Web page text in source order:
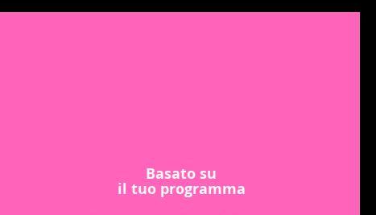
Basato su
il tuo programma